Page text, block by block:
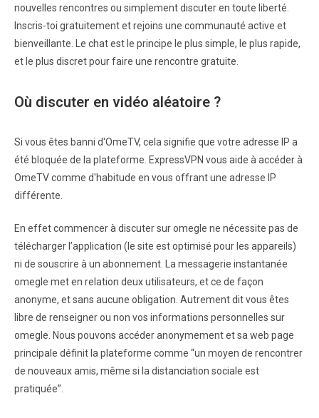
nouvelles rencontres ou simplement discuter en toute liberté.
Inscris-toi gratuitement et rejoins une communauté active et
bienveillante. Le chat est le principe le plus simple, le plus rapide,
et le plus discret pour faire une rencontre gratuite.
Où discuter en vidéo aléatoire ?
Si vous êtes banni d'OmeTV, cela signifie que votre adresse IP a
été bloquée de la plateforme. ExpressVPN vous aide à accéder à
OmeTV comme d'habitude en vous offrant une adresse IP
différente.
En effet commencer à discuter sur omegle ne nécessite pas de
télécharger l’application (le site est optimisé pour les appareils)
ni de souscrire à un abonnement. La messagerie instantanée
omegle met en relation deux utilisateurs, et ce de façon
anonyme, et sans aucune obligation. Autrement dit vous êtes
libre de renseigner ou non vos informations personnelles sur
omegle. Nous pouvons accéder anonymement et sa web page
principale définit la plateforme comme “un moyen de rencontrer
de nouveaux amis, même si la distanciation sociale est
pratiquée”.